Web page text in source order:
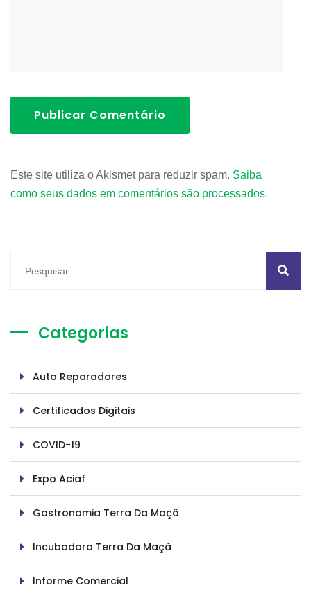
Publicar Comentário
Este site utiliza o Akismet para reduzir spam. Saiba
como seus dados em comentários são processados.
Categorias
Auto Reparadores
Certificados Digitais
COVID-19
Expo Aciaf
Gastronomia Terra Da Maçã
Incubadora Terra Da Maçã
Informe Comercial